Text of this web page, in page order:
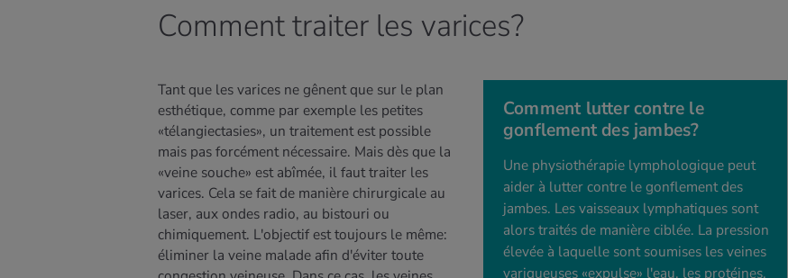
Comment traiter les varices?
Comment lutter contre le
gonflement des jambes?
Une physiothérapie lymphologique peut
aider à lutter contre le gonflement des
jambes. Les vaisseaux lymphatiques sont
alors traités de manière ciblée. La pression
élevée à laquelle sont soumises les veines
variqueuses «expulse» l'eau, les protéines,
Tant que les varices ne gênent que sur le plan
esthétique, comme par exemple les petites
«télangiectasies», un traitement est possible
mais pas forcément nécessaire. Mais dès que la
«veine souche» est abîmée, il faut traiter les
varices. Cela se fait de manière chirurgicale au
laser, aux ondes radio, au bistouri ou
chimiquement. L'objectif est toujours le même:
éliminer la veine malade afin d'éviter toute